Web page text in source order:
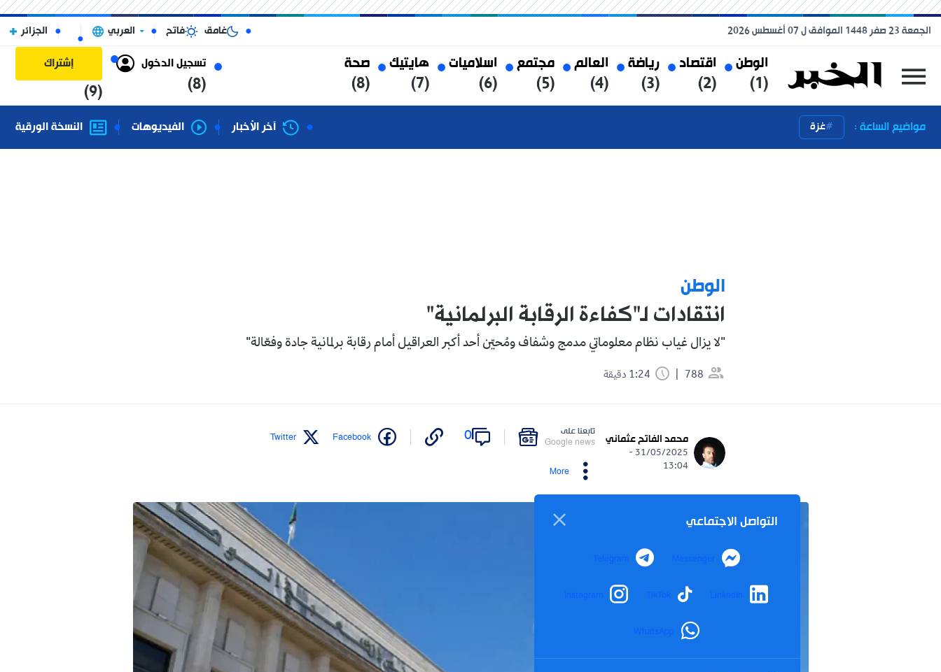
الوطن
(1)
اقتصاد
(2)
رياضة
(3)
العالم
(4)
مجتمع
(5)
اسلاميات
(6)
هايتيك
(7)
صحة
(8)
تسجيل الدخول
(8)
إشتراك
(9)
الجمعة 23 صفر 1448 الموافق ل 07 أغسطس 2026 غامق فاتح العربي الجزائر
مواضيع الساعة : غزة آخر الأخبار الفيديوهات النسخة الورقية
الوطن
انتقادات لـ"كفاءة الرقابة البرلمانية"
"لا يزال غياب نظام معلوماتي مدمج وشفاف ومُحيّن أحد أكبر العراقيل أمام رقابة برلمانية جادة وفعّالة"
788
محمد الفاتح عثماني
31/05/2025 -
13:04
تابعنا على
Google news
0
Facebook
Twitter
More
التواصل الاجتماعي
Messenger
Telegram
LinkedIn
TikTok
Instagram
WhatsApp